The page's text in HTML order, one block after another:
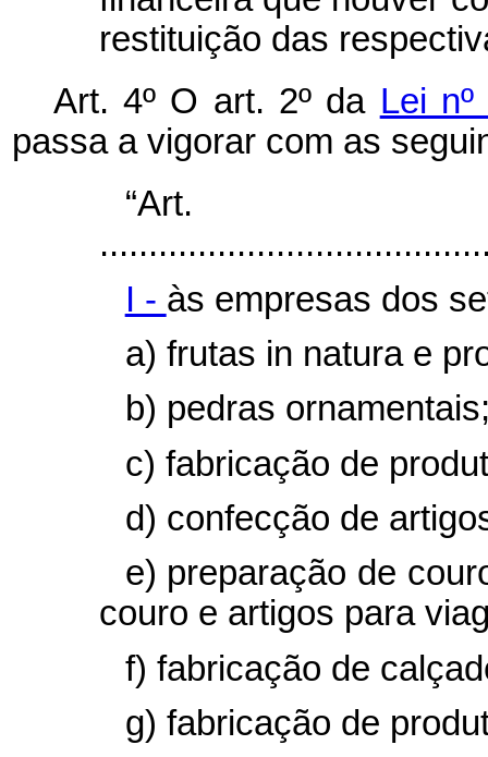
restituição das
Art. 4º O art. 2º da Lei
passa a vigorar com as
I - às empresas dos
a) frutas in natura e
b) pedras
c) fabricação de
d) confecção de
e) preparação de
couro e artigos para
f) fabricação de
g) fabricação de